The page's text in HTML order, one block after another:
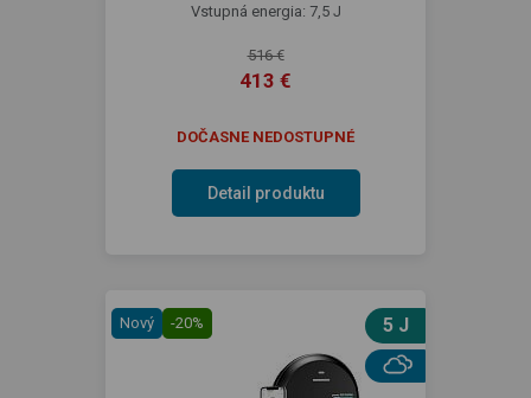
Vstupná energia: 7,5 J
516 €
413 €
DOČASNE NEDOSTUPNÉ
Detail produktu
Nový -20% 5 J